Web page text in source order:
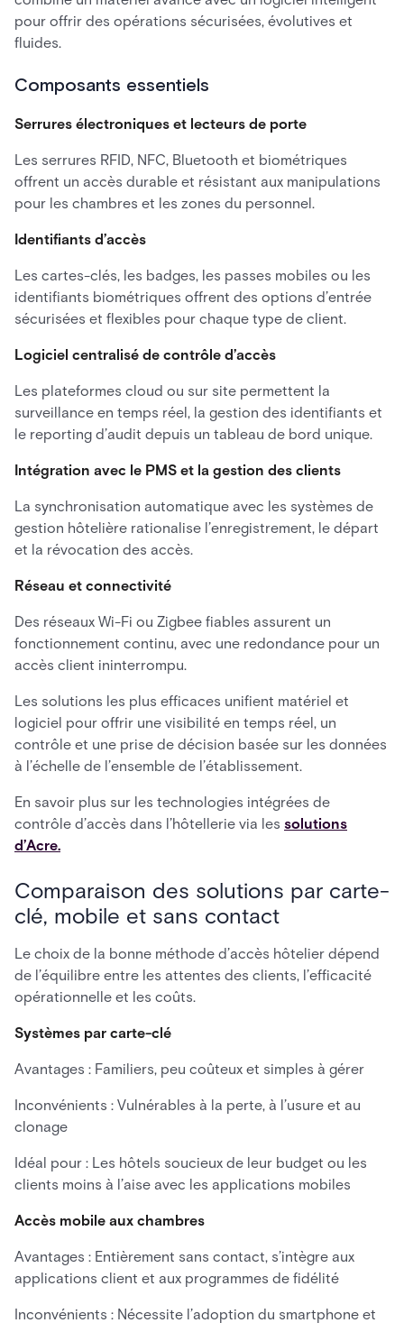
pour offrir des opérations sécurisées, évolutives et
fluides.
Composants essentiels
Serrures électroniques et lecteurs de porte
Les serrures RFID, NFC, Bluetooth et biométriques
offrent un accès durable et résistant aux manipulations
pour les chambres et les zones du personnel.
Identifiants d’accès
Les cartes-clés, les badges, les passes mobiles ou les
identifiants biométriques offrent des options d’entrée
sécurisées et flexibles pour chaque type de client.
Logiciel centralisé de contrôle d’accès
Les plateformes cloud ou sur site permettent la
surveillance en temps réel, la gestion des identifiants et
le reporting d’audit depuis un tableau de bord unique.
Intégration avec le PMS et la gestion des clients
La synchronisation automatique avec les systèmes de
gestion hôtelière rationalise l’enregistrement, le départ
et la révocation des accès.
Réseau et connectivité
Des réseaux Wi-Fi ou Zigbee fiables assurent un
fonctionnement continu, avec une redondance pour un
accès client ininterrompu.
Les solutions les plus efficaces unifient matériel et
logiciel pour offrir une visibilité en temps réel, un
contrôle et une prise de décision basée sur les données
à l’échelle de l’ensemble de l’établissement.
En savoir plus sur les technologies intégrées de
contrôle d’accès dans l’hôtellerie via les solutions
d’Acre.
Comparaison des solutions par carte-
clé, mobile et sans contact
Le choix de la bonne méthode d’accès hôtelier dépend
de l’équilibre entre les attentes des clients, l’efficacité
opérationnelle et les coûts.
Systèmes par carte-clé
Avantages : Familiers, peu coûteux et simples à gérer
Inconvénients : Vulnérables à la perte, à l’usure et au
clonage
Idéal pour : Les hôtels soucieux de leur budget ou les
clients moins à l’aise avec les applications mobiles
Accès mobile aux chambres
Avantages : Entièrement sans contact, s’intègre aux
applications client et aux programmes de fidélité
Inconvénients : Nécessite l’adoption du smartphone et